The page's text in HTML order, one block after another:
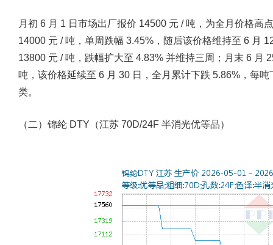
月初 6 月 1 日市场出厂报价 14500 元 / 吨，为全月价格高
14000 元 / 吨，单周跌幅 3.45%，随后该价格维持至 6 月
13800 元 / 吨，跌幅扩大至 4.83% 并维持三周；月末 6 月
吨，该价格延续至 6 月 30 日，全月累计下跌 5.86%，每
类。
（二）锦纶 DTY（江苏 70D/24F 半消光优等品）